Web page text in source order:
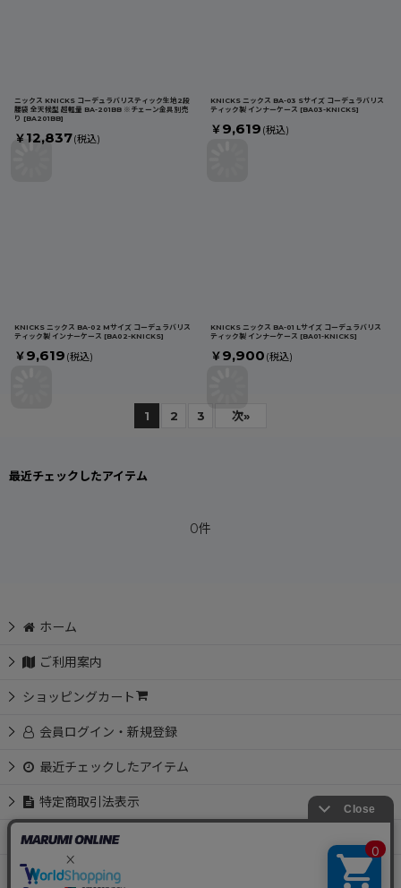
ニックス KNICKS コーデュラバリスティック生地2段
腰袋 全天候型 超軽量 BA-201BB ※チェーン金具別売
り [BA201BB]
￥ 12,837(税込)
KNICKS ニックス BA-03 Sサイズ コーデュラバリス
ティック製 インナーケース [BA03-KNICKS]
￥ 9,619 (税込)
KNICKS ニックス BA-02 Mサイズ コーデュラバリス
ティック製 インナーケース [BA02-KNICKS]
￥ 9,619 (税込)
KNICKS ニックス BA-01 Lサイズ コーデュラバリス
ティック製 インナーケース [BA01-KNICKS]
￥ 9,900 (税込)
1 2 3 次»
最近チェックしたアイテム
0件
ホーム
ご利用案内
ショッピングカート
会員ログイン・新規登録
最近チェックしたアイテム
特定商取引法表示
お問い合わせ
📩 メルマガ会員募集中